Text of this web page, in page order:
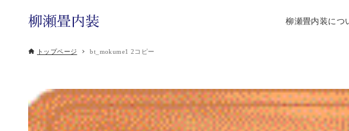
柳瀬畳内装につ
トップページ bt_mokume1 2コピー